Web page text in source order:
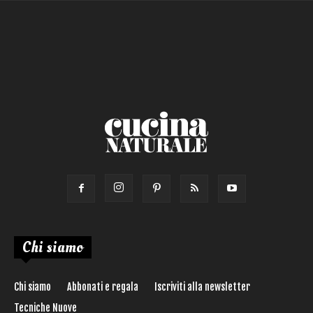
Chi siamo
Chi siamo Abbonati e regala
Iscriviti alla newsletter
Tecniche Nuove